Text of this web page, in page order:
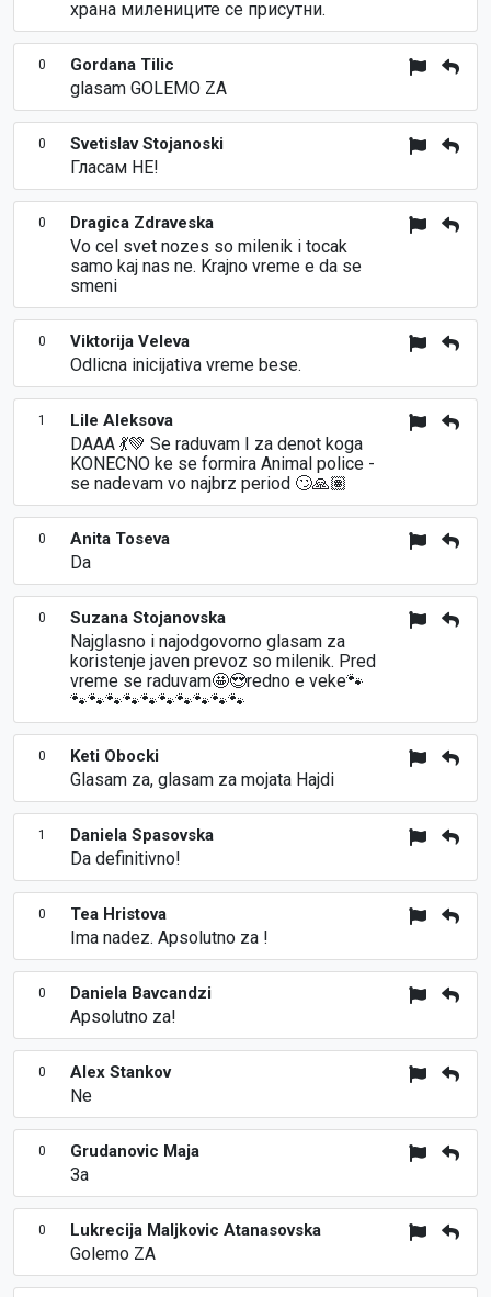
храна милениците се присутни.
0 Gordana Tilic
glasam GOLEMO ZA
0 Svetislav Stojanoski
Гласам НЕ!
0 Dragica Zdraveska
Vo cel svet nozes so milenik i tocak
samo kaj nas ne. Krajno vreme e da se
smeni
0 Viktorija Veleva
Odlicna inicijativa vreme bese.
1 Lile Aleksova
DAAA 💃💚 Se raduvam I za denot koga
KONECNO ke se formira Animal police -
se nadevam vo najbrz period 🙄🙏🏽
0 Anita Toseva
Da
0 Suzana Stojanovska
Najglasno i najodgovorno glasam za
koristenje javen prevoz so milenik. Pred
vreme se raduvam🤩😍redno e veke🐾
🐾🐾🐾🐾🐾🐾🐾🐾🐾🐾
0 Keti Obocki
Glasam za, glasam za mojata Hajdi
1 Daniela Spasovska
Da definitivno!
0 Tea Hristova
Ima nadez. Аpsolutno za !
0 Daniela Bavcandzi
Apsolutno za!
0 Alex Stankov
Ne
0 Grudanovic Maja
За
0 Lukrecija Maljkovic Atanasovska
Golemo ZA